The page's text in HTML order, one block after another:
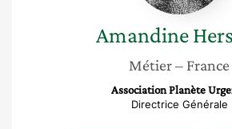
Amandine
Métier– France
Association Planète
Directrice Générale